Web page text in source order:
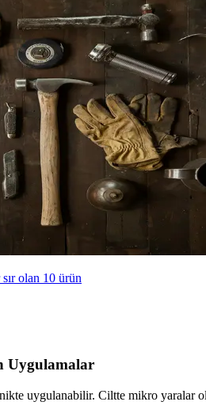
olan 10 ürün
Uygulamalar
uygulanabilir. Ciltte mikro yaralar